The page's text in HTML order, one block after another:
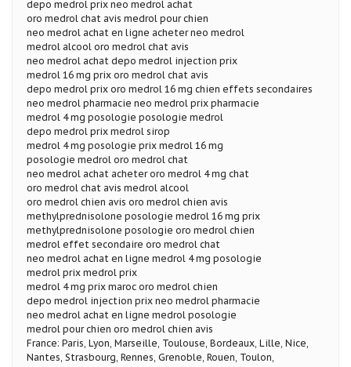
depo medrol prix neo medrol achat
oro medrol chat avis medrol pour chien
neo medrol achat en ligne acheter neo medrol
medrol alcool oro medrol chat avis
neo medrol achat depo medrol injection prix
medrol 16 mg prix oro medrol chat avis
depo medrol prix oro medrol 16 mg chien effets secondaires
neo medrol pharmacie neo medrol prix pharmacie
medrol 4 mg posologie posologie medrol
depo medrol prix medrol sirop
medrol 4 mg posologie prix medrol 16 mg
posologie medrol oro medrol chat
neo medrol achat acheter oro medrol 4 mg chat
oro medrol chat avis medrol alcool
oro medrol chien avis oro medrol chien avis
methylprednisolone posologie medrol 16 mg prix
methylprednisolone posologie oro medrol chien
medrol effet secondaire oro medrol chat
neo medrol achat en ligne medrol 4 mg posologie
medrol prix medrol prix
medrol 4 mg prix maroc oro medrol chien
depo medrol injection prix neo medrol pharmacie
neo medrol achat en ligne medrol posologie
medrol pour chien oro medrol chien avis
France: Paris, Lyon, Marseille, Toulouse, Bordeaux, Lille, Nice,
Nantes, Strasbourg, Rennes, Grenoble, Rouen, Toulon,